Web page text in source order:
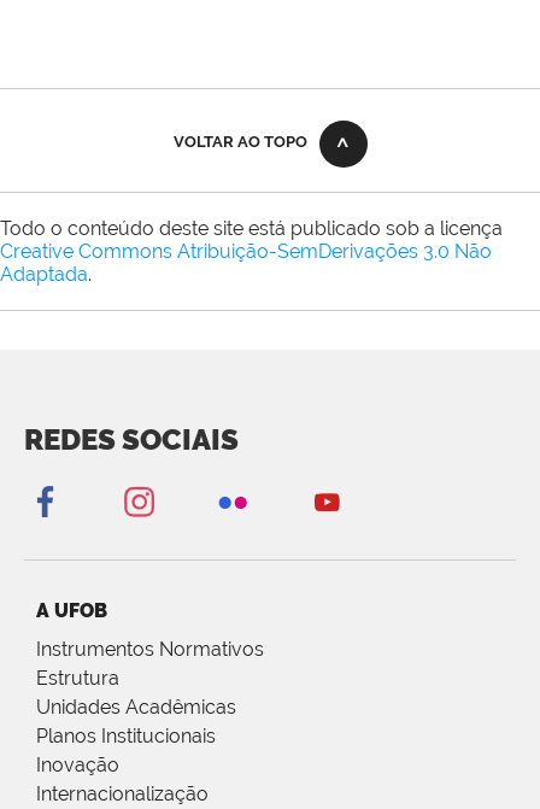
VOLTAR AO TOPO
Todo o conteúdo deste site está publicado sob a licença
Creative Commons Atribuição-SemDerivações 3.0 Não
Adaptada.
REDES SOCIAIS
A UFOB
Instrumentos Normativos
Estrutura
Unidades Acadêmicas
Planos Institucionais
Inovação
Internacionalização